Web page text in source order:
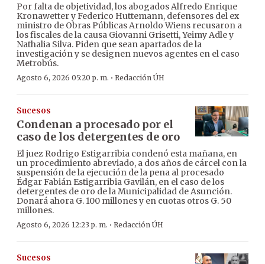
Por falta de objetividad, los abogados Alfredo Enrique
Kronawetter y Federico Huttemann, defensores del ex
ministro de Obras Públicas Arnoldo Wiens recusaron a
los fiscales de la causa Giovanni Grisetti, Yeimy Adle y
Nathalia Silva. Piden que sean apartados de la
investigación y se designen nuevos agentes en el caso
Metrobús.
Agosto 6, 2026 05:20 p. m. · Redacción ÚH
Sucesos
Condenan a procesado por el
caso de los detergentes de oro
El juez Rodrigo Estigarribia condenó esta mañana, en
un procedimiento abreviado, a dos años de cárcel con la
suspensión de la ejecución de la pena al procesado
Édgar Fabián Estigarribia Gavilán, en el caso de los
detergentes de oro de la Municipalidad de Asunción.
Donará ahora G. 100 millones y en cuotas otros G. 50
millones.
Agosto 6, 2026 12:23 p. m. · Redacción ÚH
Sucesos